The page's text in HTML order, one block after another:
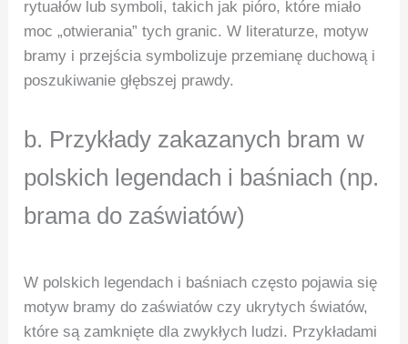
rytuałów lub symboli, takich jak pióro, które miało
moc „otwierania” tych granic. W literaturze, motyw
bramy i przejścia symbolizuje przemianę duchową i
poszukiwanie głębszej prawdy.
b. Przykłady zakazanych bram w
polskich legendach i baśniach (np.
brama do zaświatów)
W polskich legendach i baśniach często pojawia się
motyw bramy do zaświatów czy ukrytych światów,
które są zamknięte dla zwykłych ludzi. Przykładami